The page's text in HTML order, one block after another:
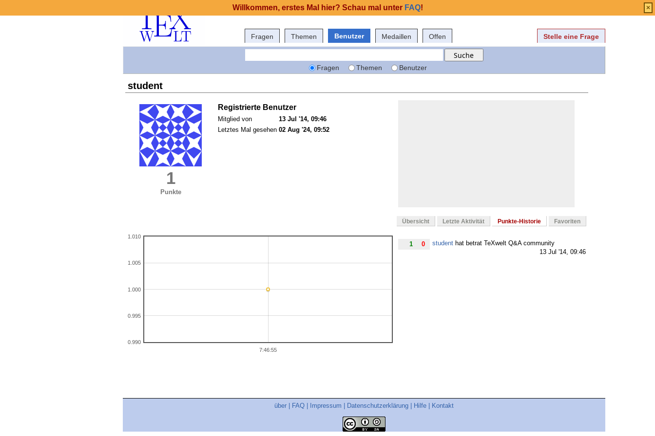
Fragen Themen Benutzer Medaillen Offen Stelle eine Frage
Fragen Themen Benutzer
student
1
Punkte
Registrierte Benutzer
Mitglied von
13 Jul '14, 09:46
Letztes Mal gesehen 02 Aug '24, 09:52
Übersicht Letzte Aktivität Punkte-Historie Favoriten
7:46:55
0.990
0.995
1.000
1.005
1.010
1 0 student hat betrat TeXwelt Q&A community
13 Jul '14, 09:46
über FAQ Impressum Datenschutzerklärung Hilfe Kontakt
Willkommen, erstes Mal hier? Schau mal unter FAQ! ×